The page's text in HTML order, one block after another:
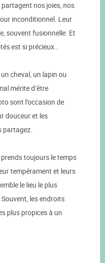
nos joies, nos
inconditionnel. Leur
souvent fusionnelle. Et
est si précieux…
cheval, un lapin ou
mérite d’être
sont l’occasion de
douceur et les
partagez.
toujours le temps
tempérament et leurs
le lieu le plus
les endroits
plus propices à un